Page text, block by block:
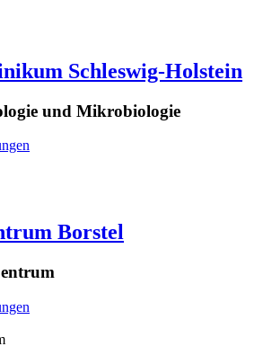
Schleswig-Holstein
und Mikrobiologie
Borstel